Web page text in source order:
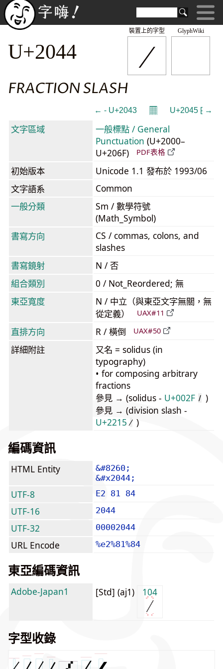
GlyphWiki
⁄
裝置上的字型
U+2044
FRACTION SLASH
← ⁃ U+2043 𝄜 U+2045 ⁅ →
文字區域
一般標點 / General
Punctuation (U+2000–
U+206F)
PDF表格
初始版本
Unicode 1.1 發布於 1993/06
文字語系
Common
一般分類
Sm / 數學符號
(Math_Symbol)
書寫方向
CS / commas, colons, and
slashes
書寫鏡射
N / 否
組合類別
0 / Not_Reordered; 無
東亞寬度
N / 中立（與東亞文字無關，無
從定義）
UAX#11
直排方向 R / 橫倒 UAX#50
詳細附註
又名 = solidus (in
typography)
• for composing arbitrary
fractions
參見 → (solidus - U+002F / )
參見 → (division slash -
U+2215 ∕ )
編碼資訊
HTML Entity
&#8260;
&#x2044;
UTF-8 E2 81 84
UTF-16 2044
UTF-32 00002044
URL Encode %e2%81%84
東亞編碼資訊
Adobe-Japan1 [Std] (aj1) 104
字型收錄